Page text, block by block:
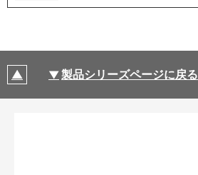
製品シリーズページに戻る